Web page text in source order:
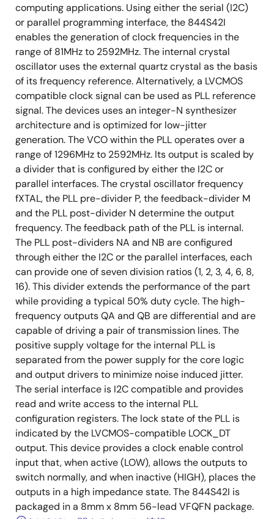
computing applications. Using either the serial (I2C)
or parallel programming interface, the 844S42I
enables the generation of clock frequencies in the
range of 81MHz to 2592MHz. The internal crystal
oscillator uses the external quartz crystal as the basis
of its frequency reference. Alternatively, a LVCMOS
compatible clock signal can be used as PLL reference
signal. The devices uses an integer-N synthesizer
architecture and is optimized for low-jitter
generation. The VCO within the PLL operates over a
range of 1296MHz to 2592MHz. Its output is scaled by
a divider that is configured by either the I2C or
parallel interfaces. The crystal oscillator frequency
fXTAL, the PLL pre-divider P, the feedback-divider M
and the PLL post-divider N determine the output
frequency. The feedback path of the PLL is internal.
The PLL post-dividers NA and NB are configured
through either the I2C or the parallel interfaces, each
can provide one of seven division ratios (1, 2, 3, 4, 6, 8,
16). This divider extends the performance of the part
while providing a typical 50% duty cycle. The high-
frequency outputs QA and QB are differential and are
capable of driving a pair of transmission lines. The
positive supply voltage for the internal PLL is
separated from the power supply for the core logic
and output drivers to minimize noise induced jitter.
The serial interface is I2C compatible and provides
read and write access to the internal PLL
configuration registers. The lock state of the PLL is
indicated by the LVCMOS-compatible LOCK_DT
output. This device provides a clock enable control
input that, when active (LOW), allows the outputs to
switch normally, and when inactive (HIGH), places the
outputs in a high impedance state. The 844S42I is
packaged in a 8mm x 8mm 56-lead VFQFN package.